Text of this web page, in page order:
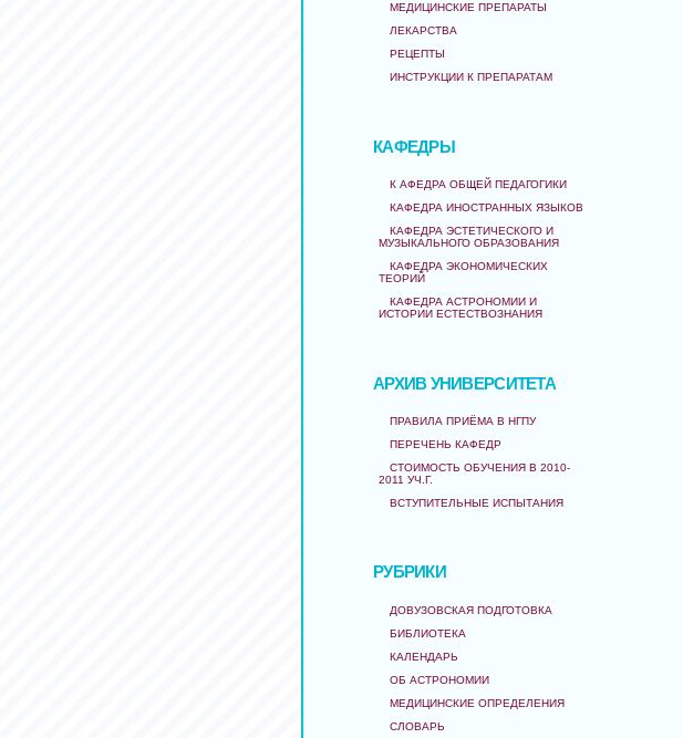
МЕДИЦИНСКИЕ ПРЕПАРАТЫ
ЛЕКАРСТВА
РЕЦЕПТЫ
ИНСТРУКЦИИ К ПРЕПАРАТАМ
КАФЕДРЫ
К АФЕДРА ОБЩЕЙ ПЕДАГОГИКИ
КАФЕДРА ИНОСТРАННЫХ ЯЗЫКОВ
КАФЕДРА ЭСТЕТИЧЕСКОГО И
МУЗЫКАЛЬНОГО ОБРАЗОВАНИЯ
КАФЕДРА ЭКОНОМИЧЕСКИХ
ТЕОРИЙ
КАФЕДРА АСТРОНОМИИ И
ИСТОРИИ ЕСТЕСТВОЗНАНИЯ
АРХИВ УНИВЕРСИТЕТА
ПРАВИЛА ПРИЁМА В НГПУ
ПЕРЕЧЕНЬ КАФЕДР
СТОИМОСТЬ ОБУЧЕНИЯ В 2010-
2011 УЧ.Г.
ВСТУПИТЕЛЬНЫЕ ИСПЫТАНИЯ
РУБРИКИ
ДОВУЗОВСКАЯ ПОДГОТОВКА
БИБЛИОТЕКА
КАЛЕНДАРЬ
ОБ АСТРОНОМИИ
МЕДИЦИНСКИЕ ОПРЕДЕЛЕНИЯ
СЛОВАРЬ